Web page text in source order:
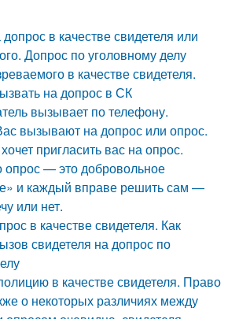
в качестве свидетеля или
Допрос по уголовному делу
в качестве свидетеля.
на допрос в СК
вызывает по телефону.
вызывают на допрос или опрос.
пригласить вас на опрос.
— это добровольное
и каждый вправе решить сам —
или нет.
в качестве свидетеля. Как
свидетеля на допрос по
в качестве свидетеля. Право
о некоторых различиях между